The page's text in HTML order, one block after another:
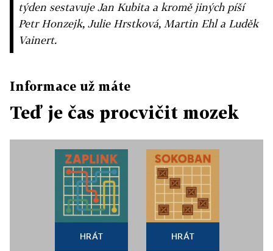
týden sestavuje Jan Kubita a kromě jiných píší
Petr Honzejk, Julie Hrstková, Martin Ehl a Luděk
Vainert.
Informace už máte
Teď je čas procvičit mozek
HRÁT HRÁT